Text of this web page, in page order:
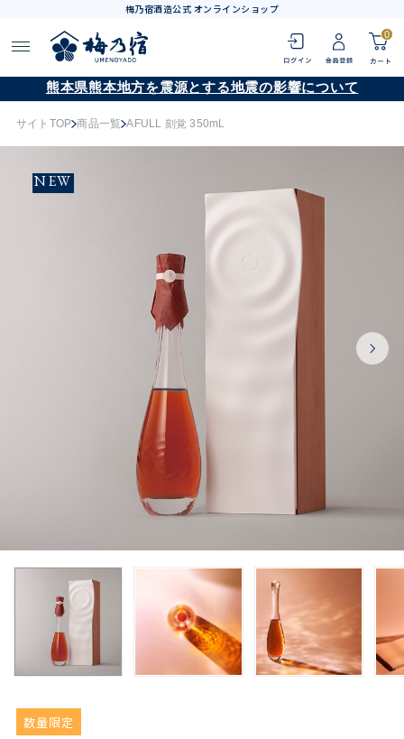
梅乃宿酒造公式 オンラインショップ
0
熊本県熊本地方を震源とする地震の影響について
サイトTOP 商品一覧 AFULL 刻覚 350mL
NEW
数量限定